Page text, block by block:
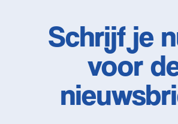
Schrijf je
voor